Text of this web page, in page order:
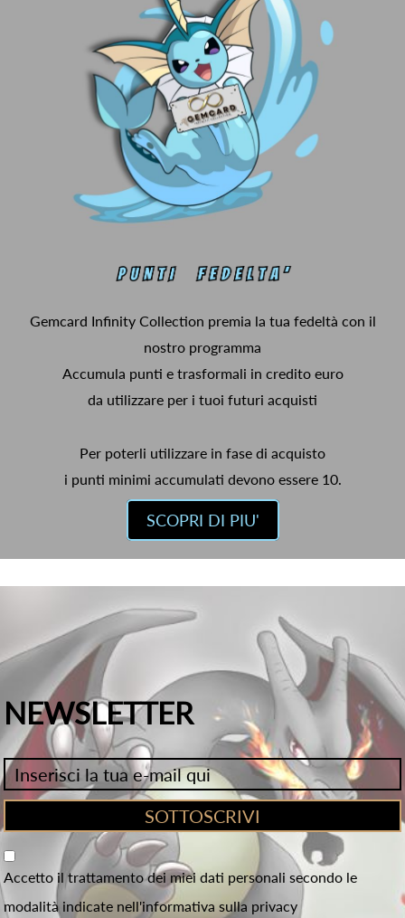
Gemcard Infinity Collection premia la tua fedeltà con il
nostro programma
Accumula punti e trasformali in credito euro
da utilizzare per i tuoi futuri acquisti
Per poterli utilizzare in fase di acquisto
i punti minimi accumulati devono essere 10.
SCOPRI DI PIU'
NEWSLETTER
Accetto il trattamento dei miei dati personali secondo le
modalità indicate nell'informativa sulla privacy